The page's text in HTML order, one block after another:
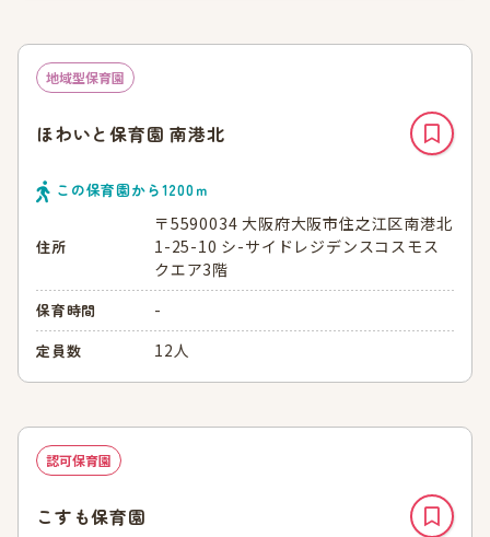
地域型保育園
ほわいと保育園 南港北
この保育園から1200ｍ
住所
〒5590034 大阪府大阪市住之江区南港北
1-25-10 シ-サイドレジデンスコスモス
クエア3階
保育時間 -
定員数 12人
認可保育園
こすも保育園